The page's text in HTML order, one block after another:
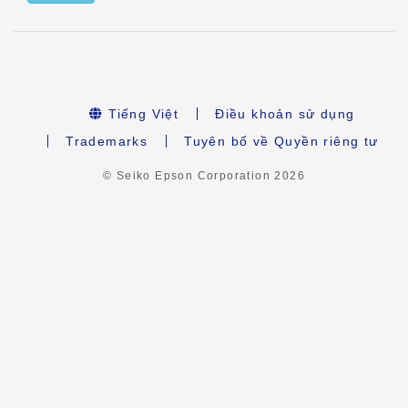
Tiếng Việt
Điều khoản sử dụng
Trademarks
Tuyên bố về Quyền riêng tư
© Seiko Epson Corporation2026